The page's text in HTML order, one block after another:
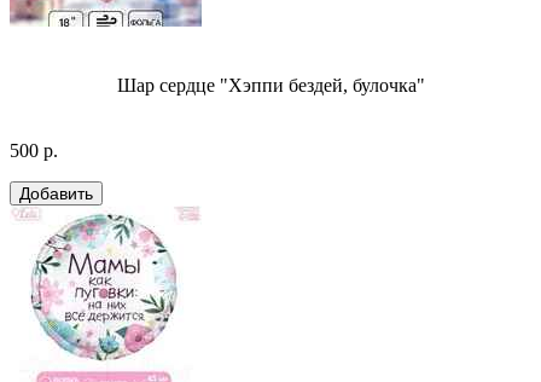
Шар сердце "Хэппи бездей, булочка"
500 р.